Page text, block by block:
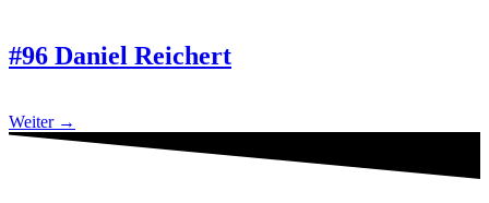
#96 Daniel Reichert
Weiter →